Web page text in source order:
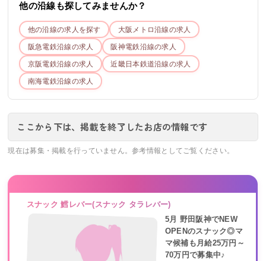
他の沿線も探してみませんか？
他の沿線の求人を探す 大阪メトロ沿線の求人
阪急電鉄沿線の求人 阪神電鉄沿線の求人
京阪電鉄沿線の求人 近畿日本鉄道沿線の求人
南海電鉄沿線の求人
ここから下は、掲載を終了したお店の情報です
現在は募集・掲載を行っていません。参考情報としてご覧ください。
スナック 鱈レバー(スナック タラレバー)
5月 野田阪神でNEW
OPENのスナック◎マ
マ候補も月給25万円～
70万円で募集中♪